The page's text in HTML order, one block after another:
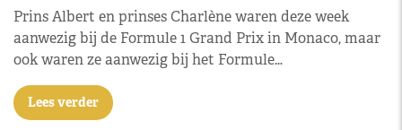
Prins Albert en prinses Charlène waren deze week
aanwezig bij de Formule 1 Grand Prix in Monaco, maar
ook waren ze aanwezig bij het Formule…
Lees verder